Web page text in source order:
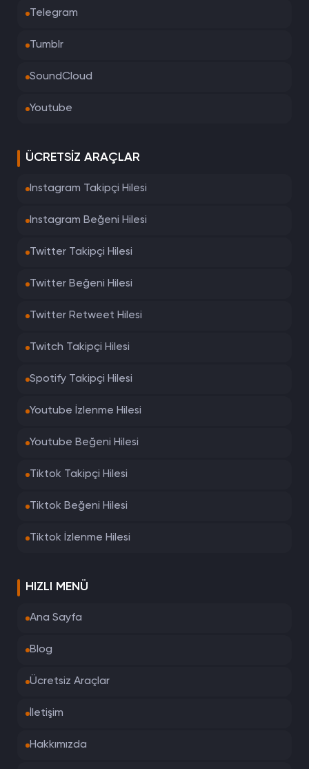
Telegram
Tumblr
SoundCloud
Youtube
ÜCRETSIZ ARAÇLAR
Instagram Takipçi Hilesi
Instagram Beğeni Hilesi
Twitter Takipçi Hilesi
Twitter Beğeni Hilesi
Twitter Retweet Hilesi
Twitch Takipçi Hilesi
Spotify Takipçi Hilesi
Youtube İzlenme Hilesi
Youtube Beğeni Hilesi
Tiktok Takipçi Hilesi
Tiktok Beğeni Hilesi
Tiktok İzlenme Hilesi
HIZLI MENÜ
Ana Sayfa
Blog
Ücretsiz Araçlar
İletişim
Hakkımızda